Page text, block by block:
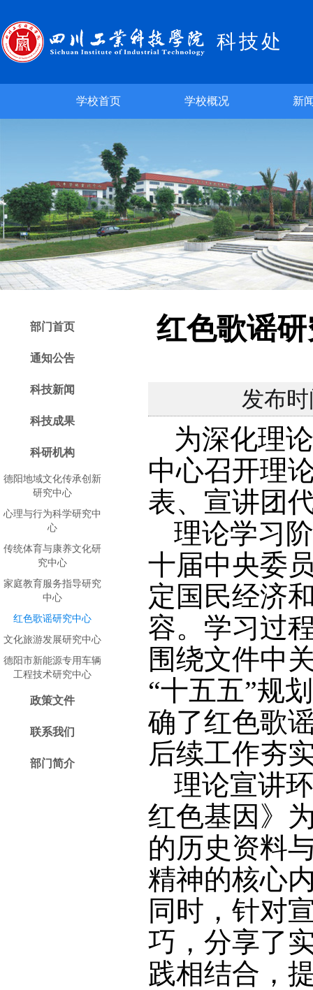
科技处
学校首页 学校概况 新
部门首页
通知公告
科技新闻
科技成果
科研机构
德阳地域文化传承创新
研究中心
心理与行为科学研究中
心
传统体育与康养文化研
究中心
家庭教育服务指导研究
中心
红色歌谣研究中心
文化旅游发展研究中心
德阳市新能源专用车辆
工程技术研究中心
政策文件
联系我们
部门简介
红色歌谣
发布
为深化理
中心召开理
表、宣讲团
理论学习
十届中央委
定国民经济
容。学习过
围绕文件中
“十五五”规
确了红色歌
后续工作夯
理论宣讲
红色基因》
的历史资料
精神的核心
同时，针对
巧，分享了
践相结合，